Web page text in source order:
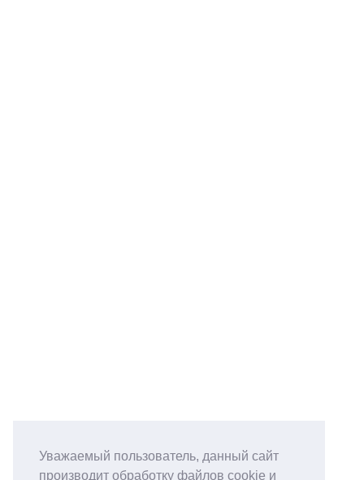
Уважаемый пользователь, данный сайт
производит обработку файлов cookie и